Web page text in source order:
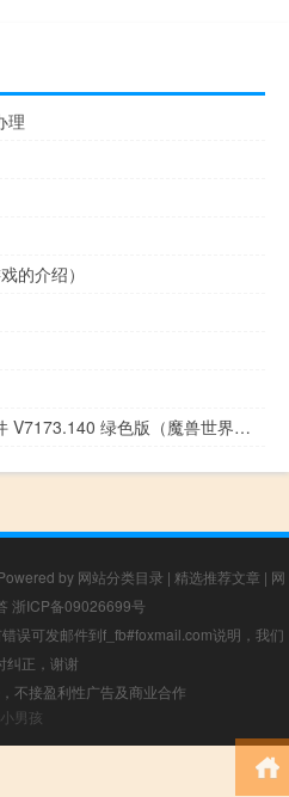
理
的介绍）
魔兽世界怀旧服伤害统计插件 V7173.140 绿色版（魔兽世界怀旧服伤害统计插件 V7173.140 绿色版功能简介）
by 网站分类目录 | 精选推荐文章 | 网
浙ICP备09026699号
误可发邮件到f_fb#foxmail.com说明，我们
纠正，谢谢
不接盈利性广告及商业合作
小男孩